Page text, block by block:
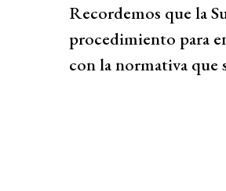
Recordemos que la
procedimiento para
con la normativa que